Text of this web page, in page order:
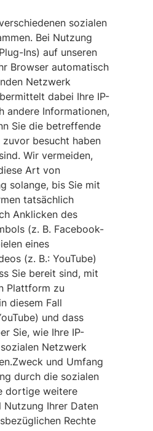
sozialen
Bei Nutzung
Ins) auf unseren
Browser automatisch
Netzwerk
dabei Ihre IP-
andere Informationen,
Sie die betreffende
besucht haben
Wir vermeiden,
Art von
solange, bis Sie mit
tatsächlich
Anklicken des
(z. B. Facebook-
eines
(z. B.: YouTube)
Sie bereit sind, mit
Plattform zu
diesem Fall
und dass
Sie, wie Ihre IP-
Netzwerk
und Umfang
durch die sozialen
dortige weitere
Nutzung Ihrer Daten
Rechte